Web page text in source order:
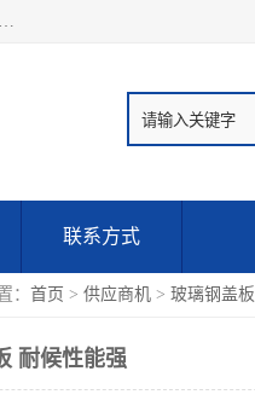
江阴市翔鼎复合材料有限公司,位于美丽富饶的中国经济百强县第一县级市的-江苏省江阴市，是一家专精于玻璃钢格栅、玻璃钢新材料,镀锌钢格板，机械设备生产制造及研发的科技型企业；公司产品已销往了世界多个国家和地区，公司人决心加倍努力愿与广大社会同仁精诚合作共创辉煌！
联系方式
： 首页 > 供应商机 > 玻璃钢盖板
耐候性能强